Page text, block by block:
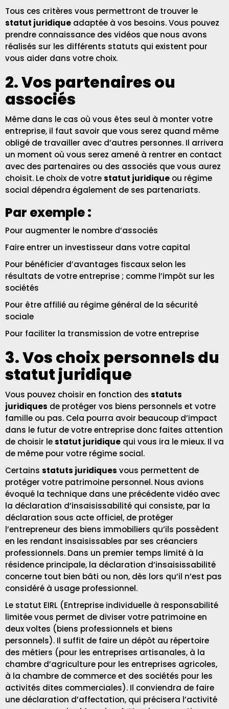
Tous ces critères vous permettront de trouver le
statut juridique adaptée à vos besoins. Vous pouvez
prendre connaissance des vidéos que nous avons
réalisés sur les différents statuts qui existent pour
vous aider dans votre choix.
2. Vos partenaires ou
associés
Même dans le cas où vous êtes seul à monter votre
entreprise, il faut savoir que vous serez quand même
obligé de travailler avec d’autres personnes. Il arrivera
un moment où vous serez amené à rentrer en contact
avec des partenaires ou des associés que vous aurez
choisit. Le choix de votrestatut juridique ou régime
social dépendra également de ses partenariats.
Par exemple :
Pour augmenter le nombre d’associés
Faire entrer un investisseur dans votre capital
Pour bénéficier d’avantages fiscaux selon les
résultats de votre entreprise ; comme l’impôt sur les
sociétés
Pour être affilié au régime général de la sécurité
sociale
Pour faciliter la transmission de votre entreprise
3. Vos choix personnels du
statut juridique
Vous pouvez choisir en fonction des statuts
juridiques de protéger vos biens personnels et votre
famille ou pas. Cela pourra avoir beaucoup d’impact
dans le futur de votre entreprise donc faites attention
de choisir lestatut juridique qui vous ira le mieux. Il va
de même pour votre régime social.
Certains statuts juridiques vous permettent de
protéger votre patrimoine personnel. Nous avions
évoqué la technique dans une précédente vidéo avec
la déclaration d’insaisissabilité qui consiste, par la
déclaration sous acte officiel, de protéger
l’entrepreneur des biens immobiliers qu’ils possèdent
en les rendant insaisissables par ses créanciers
professionnels. Dans un premier temps limité à la
résidence principale, la déclaration d’insaisissabilité
concerne tout bien bâti ou non, dès lors qu’il n’est pas
considéré à usage professionnel.
Le statut EIRL (Entreprise individuelle à responsabilité
limitée vous permet de diviser votre patrimoine en
deux voltes (biens professionnels et biens
personnels). Il suffit de faire un dépôt au répertoire
des métiers (pour les entreprises artisanales, à la
chambre d’agriculture pour les entreprises agricoles,
à la chambre de commerce et des sociétés pour les
activités dites commerciales). Il conviendra de faire
une déclaration d’affectation, qui précisera l’activité